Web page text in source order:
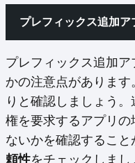
プレフィックス追加ア
プレフィックス追加
かの注意点があります
りと確認しましょう
権を要求するアプリ
ないかを確認すること
頼性をチェックしま